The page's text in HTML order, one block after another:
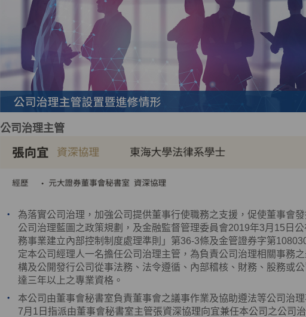
公司治理主管
為落實公司治理，加強公司提供董事行使職務之支援，促使董事會
公司治理藍圖之政策規劃，及金融監督管理委員會2019年3月 15 日
務事業建立內部控制制度處理準則」第36-3條及金管證券字第
定本公司經理人一名擔任公司治理主管，為負責公司治理相關事務
構及公開發行公司從事法務、法令遵循、內部稽核、財務、股務或
達三年以上之專業資格。
本公司由董事會秘書室負責董事會之議事作業及協助遵法等公司治
7月 1 日指派由董事會秘書室主管張資深協理向宜兼任本公司之公司